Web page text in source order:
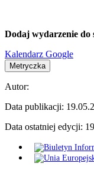
Dodaj wydarzenie do
Kalendarz Google
Metryczka
Autor:
Data publikacji:
Data ostatniej edycji: